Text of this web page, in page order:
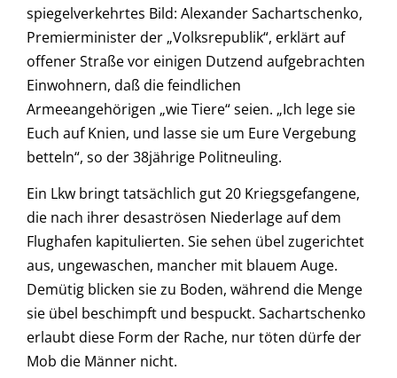
spiegelverkehrtes Bild: Alexander Sachartschenko,
Premierminister der „Volksrepublik“, erklärt auf
offener Straße vor einigen Dutzend aufgebrachten
Einwohnern, daß die feindlichen
Armeeangehörigen „wie Tiere“ seien. „Ich lege sie
Euch auf Knien, und lasse sie um Eure Vergebung
betteln“, so der 38jährige Politneuling.
Ein Lkw bringt tatsächlich gut 20 Kriegsgefangene,
die nach ihrer desaströsen Niederlage auf dem
Flughafen kapitulierten. Sie sehen übel zugerichtet
aus, ungewaschen, mancher mit blauem Auge.
Demütig blicken sie zu Boden, während die Menge
sie übel beschimpft und bespuckt. Sachartschenko
erlaubt diese Form der Rache, nur töten dürfe der
Mob die Männer nicht.